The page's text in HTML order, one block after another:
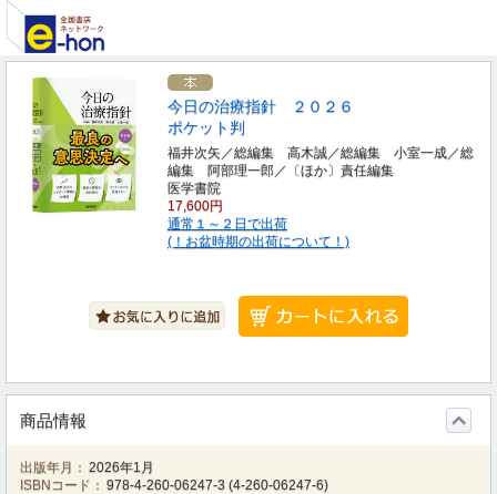
今日の治療指針 ２０２６
ポケット判
福井次矢／総編集 高木誠／総編集 小室一成／総
編集 阿部理一郎／〔ほか〕責任編集
医学書院
17,600円
通常１～２日で出荷
(！お盆時期の出荷について！)
商品情報
出版年月： 2026年1月
ISBNコード： 978-4-260-06247-3 (4-260-06247-6)